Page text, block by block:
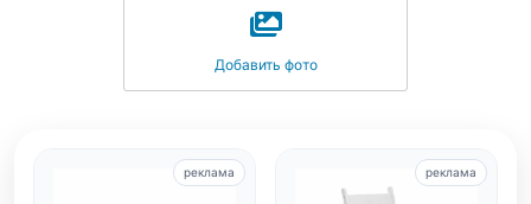
Добавить фото
реклама реклама